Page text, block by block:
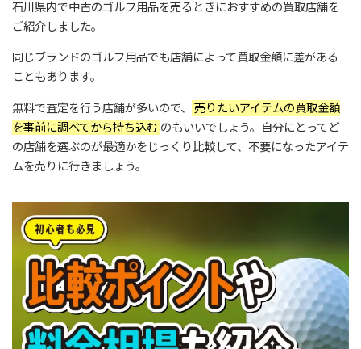
石川県内で中古のゴルフ用品を売るときにおすすめの買取店舗を
ご紹介しました。
同じブランドのゴルフ用品でも店舗によって買取金額に差がある
こともあります。
無料で査定を行う店舗が多いので、
売りたいアイテムの買取金額
を事前に調べてから持ち込む のもいいでしょう。自分にとってど
の店舗を選ぶのが最適かをじっくり比較して、不要になったアイテ
ムを売りに行きましょう。